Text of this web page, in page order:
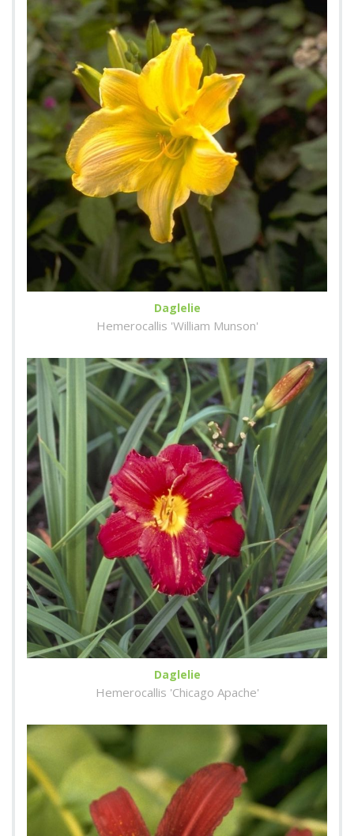
Daglelie
Hemerocallis 'William Munson'
Daglelie
Hemerocallis 'Chicago Apache'